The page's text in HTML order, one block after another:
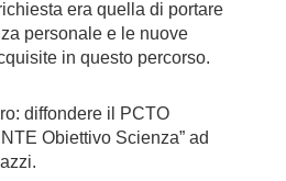
era quella di portare
personale e le nuove
in questo percorso.
diffondere il PCTO
Obiettivo Scienza” ad